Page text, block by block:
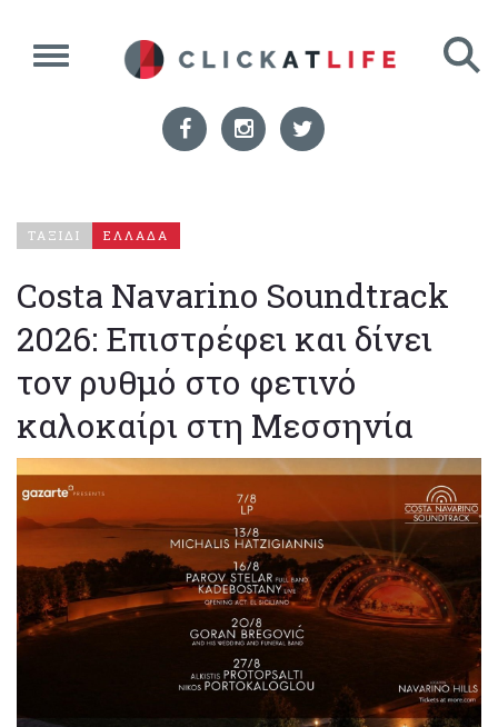
ΤΑΞΙΔΙ ΕΛΛΑΔΑ
Costa Navarino Soundtrack
2026: Eπιστρέφει και δίνει
τον ρυθμό στο φετινό
καλοκαίρι στη Μεσσηνία